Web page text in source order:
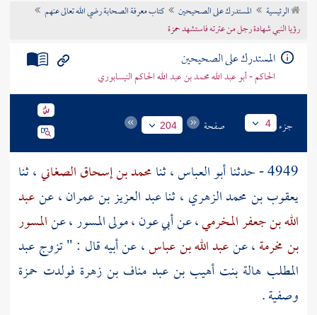
تراجم الأعلام
الرئيسية المستدرك على الصحيحين
كتاب معرفة الصحابة رضي الله تعالى عنهم
رؤيا النبي شهادة رجل من عترته فاستشهد حمزة
المستدرك على الصحيحين
الحاكم - أبو عبد الله محمد بن عبد الله الحاكم النيسابوري
جزء 4 صفحة 204
4949 - حدثنا أبو العباس، ثنامحمد بن إسحاق الصغاني، ثنا
يعقوب بن محمد الزهري ، ثناعبد العزيز بن عمران، عنعبد
الله بن جعفر المخرمي، عنأبي عون ، مولى المسور، عنالمسور
بن مخرمة، عنعبد الله بن عباس، عن أبيه قال : " تزوجعبد
المطلب هالة بنت أهيب بن عبد مناف بن زهرة فولدت حمزة
وصفية.